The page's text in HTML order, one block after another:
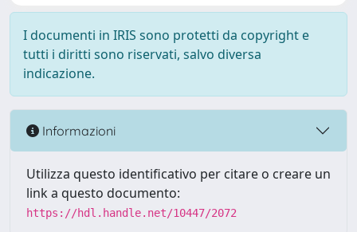
I documenti in IRIS sono protetti da copyright e
tutti i diritti sono riservati, salvo diversa
indicazione.
Informazioni
Utilizza questo identificativo per citare o creare un
link a questo documento:
https://hdl.handle.net/10447/2072